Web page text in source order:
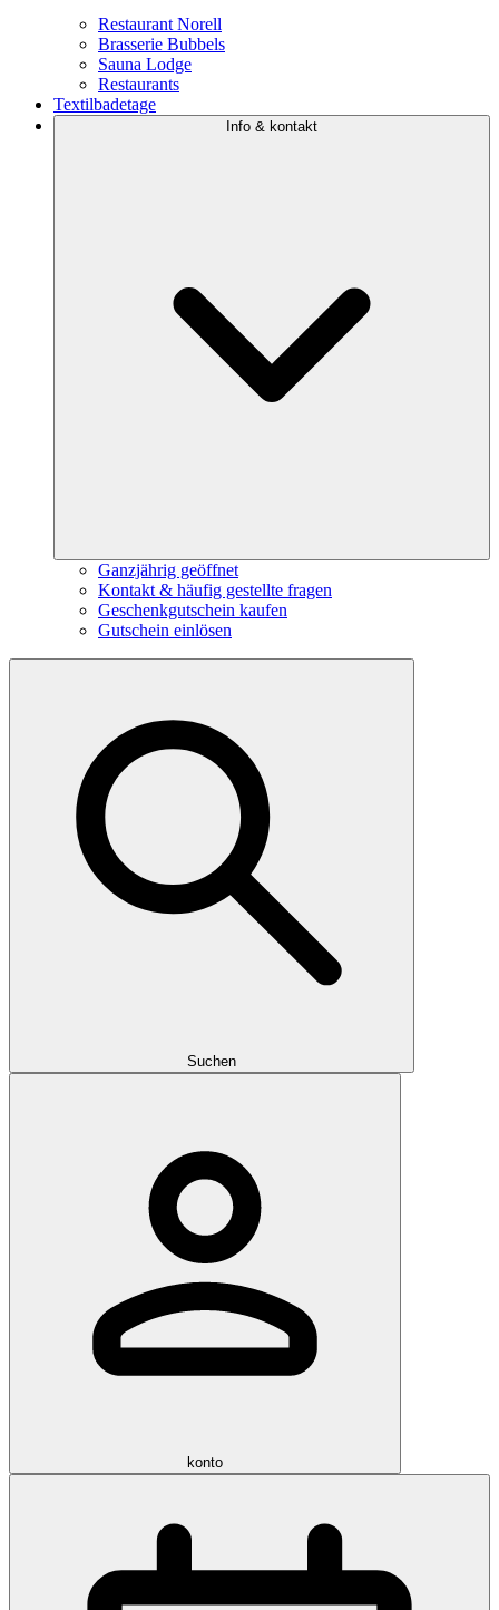
Restaurant Norell
Brasserie Bubbels
Sauna Lodge
Restaurants
Textilbadetage
Info & kontakt
Ganzjährig geöffnet
Kontakt & häufig gestellte fragen
Geschenkgutschein kaufen
Gutschein einlösen
Suchen
konto